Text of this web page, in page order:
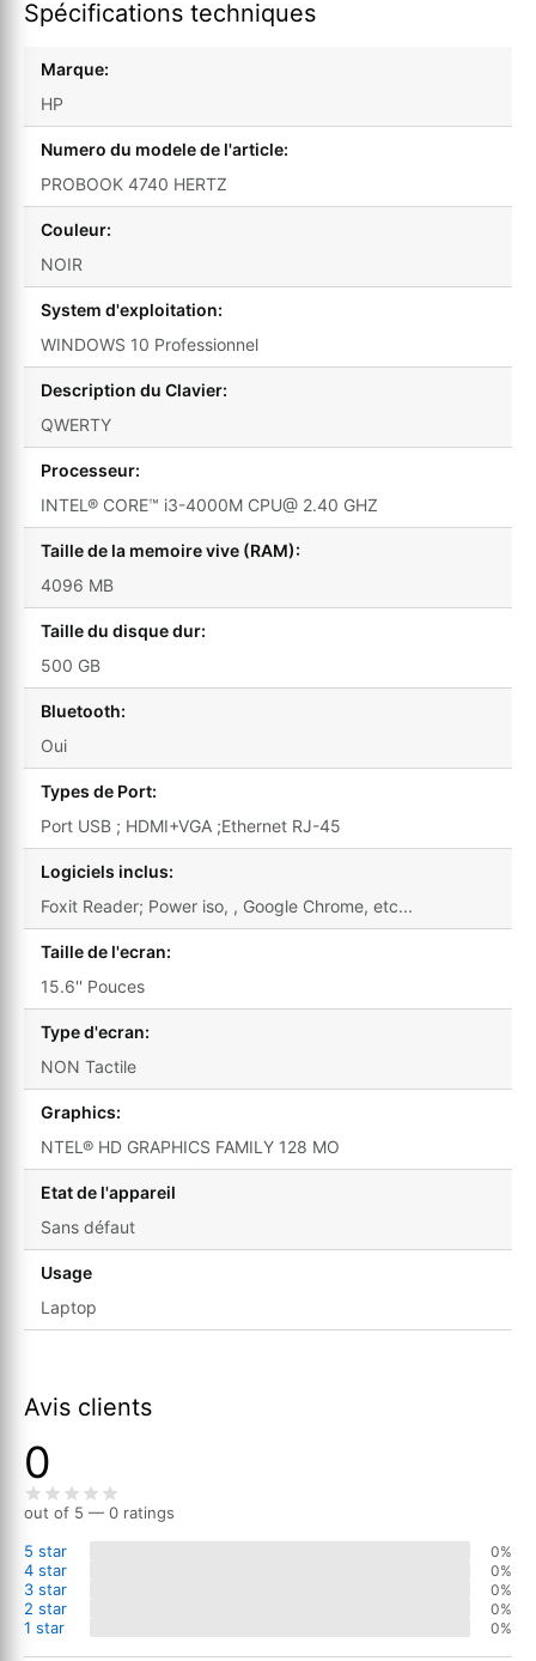
Spécifications techniques
Marque:
HP
Numero du modele de l'article:
PROBOOK 4740 HERTZ
Couleur:
NOIR
System d'exploitation:
WINDOWS 10 Professionnel
Description du Clavier:
QWERTY
Processeur:
INTEL® CORE™ i3-4000M CPU@ 2.40 GHZ
Taille de la memoire vive (RAM):
4096 MB
Taille du disque dur:
500 GB
Bluetooth:
Oui
Types de Port:
Port USB ; HDMI+VGA ;Ethernet RJ-45
Logiciels inclus:
Foxit Reader; Power iso, , Google Chrome, etc...
Taille de l'ecran:
15.6'' Pouces
Type d'ecran:
NON Tactile
Graphics:
NTEL® HD GRAPHICS FAMILY 128 MO
Etat de l'appareil
Sans défaut
Usage
Laptop
Avis clients
0
out of 5 — 0 ratings
5 star
0%
4 star 0%
3 star 0%
2 star 0%
1 star 0%